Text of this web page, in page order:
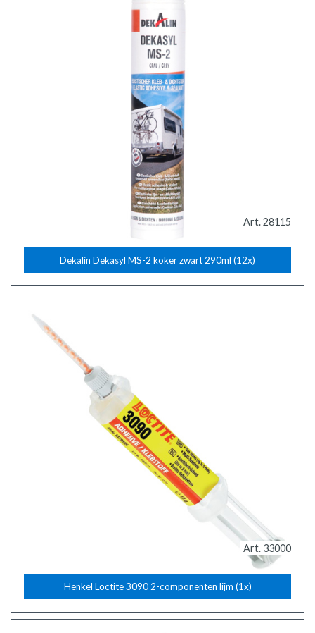
Art. 28115
Dekalin Dekasyl MS-2 koker zwart 290ml (12x)
Art. 33000
Henkel Loctite 3090 2-componenten lijm (1x)